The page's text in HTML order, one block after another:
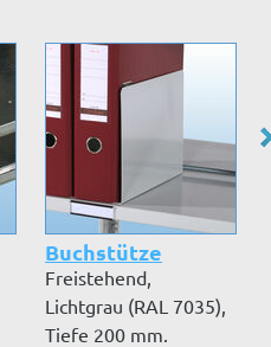
Buchstütze
Freistehend,
Lichtgrau (RAL 7035),
Tiefe 200 mm.